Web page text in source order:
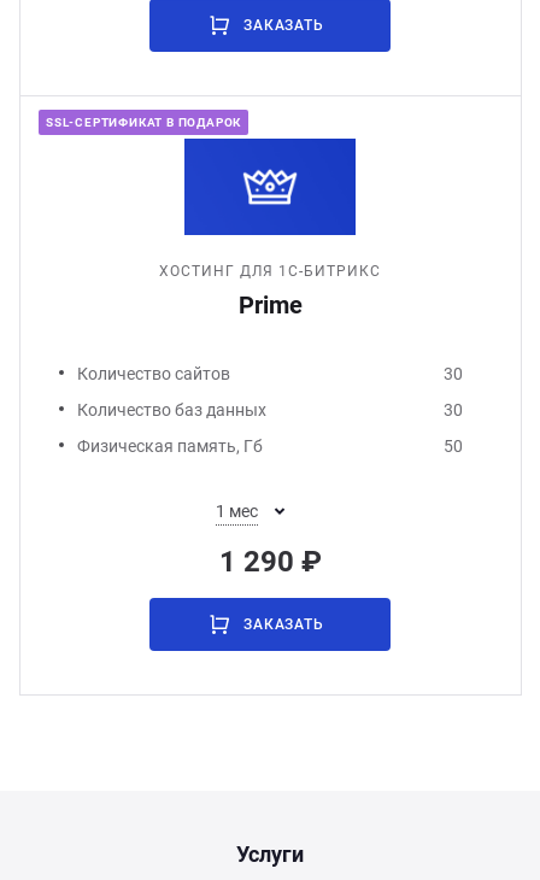
ЗАКАЗАТЬ
ХОСТИНГ ДЛЯ 1С-БИТРИКС
Prime
SSL-СЕРТИФИКАТ В ПОДАРОК
Количество сайтов
30
Количество баз данных
30
Физическая память, Гб
50
1 мес
1 290 ₽
ЗАКАЗАТЬ
Услуги